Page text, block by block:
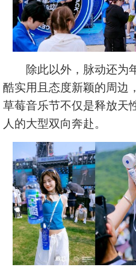
除此以外，脉动还为
酷实用且态度新颖的周边
草莓音乐节不仅是释放天
人的大型双向奔赴。